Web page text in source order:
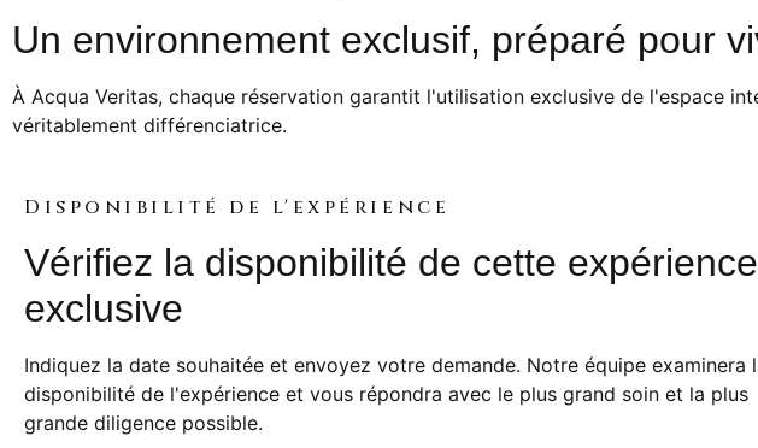
Un environnement exclusif, préparé pour
À Acqua Veritas, chaque réservation garantit l'utilisation exclusive de l'espace
véritablement différenciatrice.
Disponibilité de l'expérience
Vérifiez la disponibilité de cette expérience
exclusive
Indiquez la date souhaitée et envoyez votre demande. Notre équipe examinera
disponibilité de l'expérience et vous répondra avec le plus grand soin et la plus
grande diligence possible.